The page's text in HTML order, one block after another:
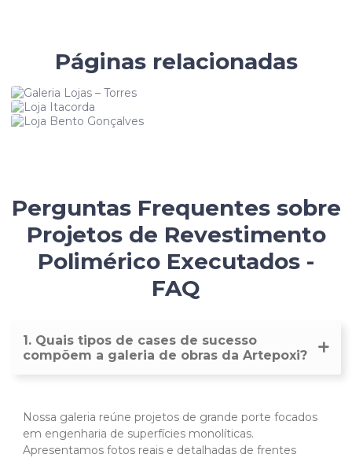
Páginas relacionadas
Galeria Lojas – Torres
Loja Itacorda
Loja Bento Gonçalves
Perguntas Frequentes sobre
Projetos de Revestimento
Polimérico Executados -
FAQ
1. Quais tipos de cases de sucesso
compõem a galeria de obras da Artepoxi?
Nossa galeria reúne projetos de grande porte focados
em engenharia de superfícies monolíticas.
Apresentamos fotos reais e detalhadas de frentes